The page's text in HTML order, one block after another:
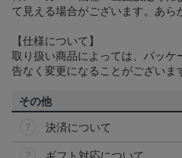
て見える場合がございます。あら
【仕様について】
取り扱い商品によっては、パッケ
告なく変更になることがございま
その他
決済について